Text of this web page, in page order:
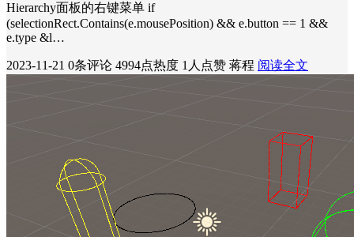
Hierarchy面板的右键菜单 if
(selectionRect.Contains(e.mousePosition) && e.button == 1 &&
e.type &l…
2023-11-21 0条评论 4994点热度 1人点赞 蒋程 阅读全文